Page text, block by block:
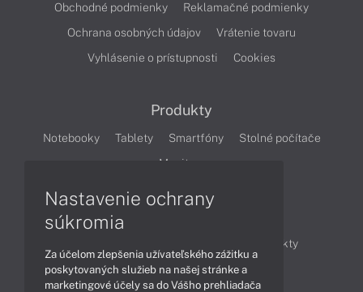
Obchodné podmienky
Reklamačné podmienky
Ochrana osobných údajov
Vrátenie tovaru
Vyhlásenie o prístupnosti
Cookies
Produkty
Notebooky Tablety Smartfóny
Stolné počítače
Monitory
Produkty
Technológie
Videá
Nastavenie ochrany
súkromia
Za účelom zlepšenia užívateľského zážitku a
poskytovaných služieb na našej stránke a
marketingové účely sa do Vášho prehliadača